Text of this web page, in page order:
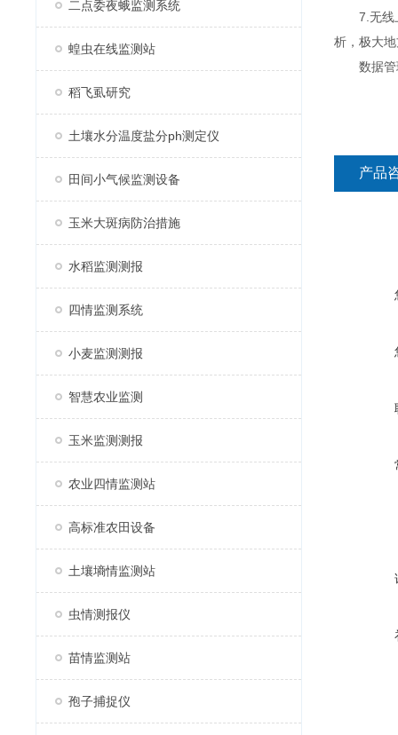
二点委夜蛾监测系统
蝗虫在线监测站
稻飞虱研究
土壤水分温度盐分ph测定仪
田间小气候监测设备
玉米大斑病防治措施
水稻监测测报
四情监测系统
小麦监测测报
智慧农业监测
玉米监测测报
农业四情监测站
高标准农田设备
土壤墒情监测站
虫情测报仪
苗情监测站
孢子捕捉仪
7.无线上
析，极大
数据管理
产品